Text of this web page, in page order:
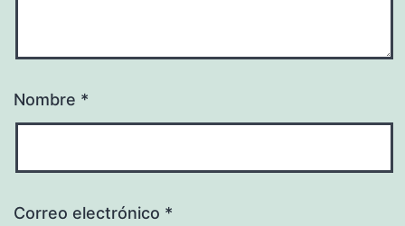
Nombre *
Correo electrónico *